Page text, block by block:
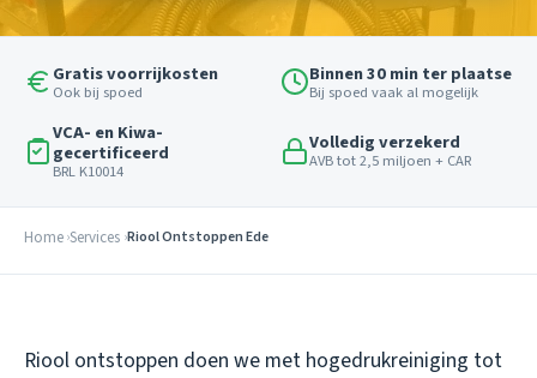
Gratis voorrijkosten
Ook bij spoed
Binnen 30 min ter plaatse
Bij spoed vaak al mogelijk
VCA- en Kiwa-
gecertificeerd
BRL K10014
Volledig verzekerd
AVB tot 2,5 miljoen + CAR
Home Services Riool Ontstoppen Ede
Riool ontstoppen doen we met hogedrukreiniging tot